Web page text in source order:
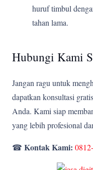
huruf timbul
tahan lama.
Hubungi Kami
Jangan ragu untuk
dapatkan konsultasi
Anda. Kami siap
yang lebih profesional
☎ Kontak Kami: